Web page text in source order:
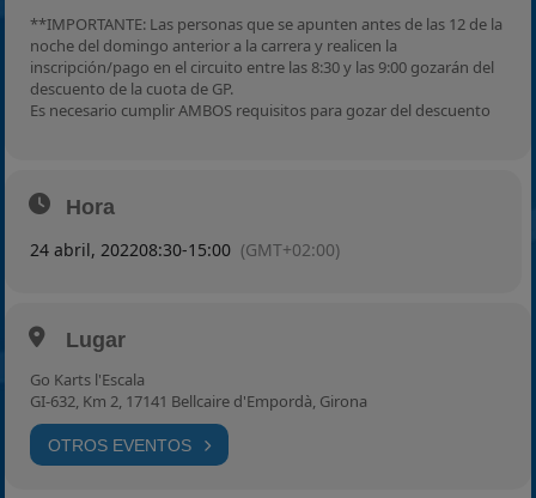
**IMPORTANTE: Las personas que se apunten antes de las 12 de la
noche del domingo anterior a la carrera y realicen la
inscripción/pago en el circuito entre las 8:30 y las 9:00 gozarán del
descuento de la cuota de GP.
Es necesario cumplir AMBOS requisitos para gozar del descuento
Hora
24 abril, 202208:30-15:00 (GMT+02:00)
Lugar
Go Karts l'Escala
GI-632, Km 2, 17141 Bellcaire d'Empordà, Girona
OTROS EVENTOS